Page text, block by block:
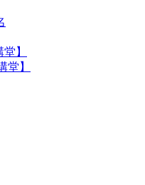
】
堂】